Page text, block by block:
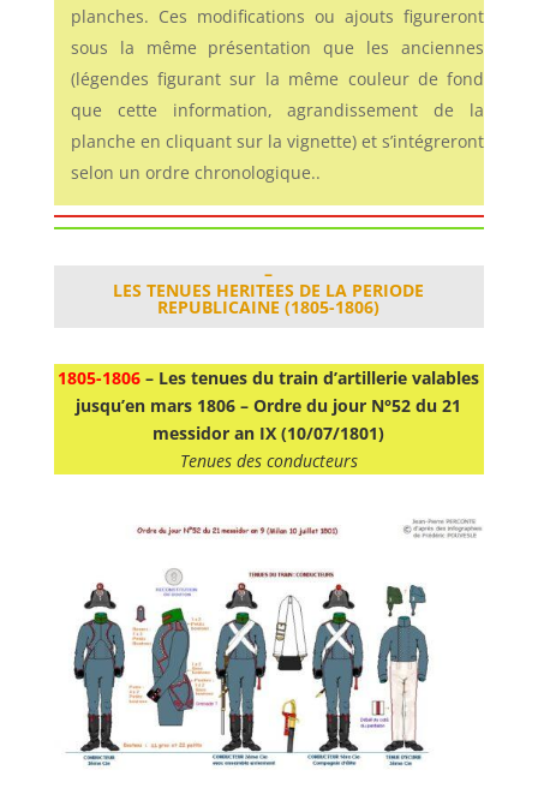
planches. Ces modifications ou ajouts figureront
sous la même présentation que les anciennes
(légendes figurant sur la même couleur de fond
que cette information, agrandissement de la
planche en cliquant sur la vignette) et s’intégreront
selon un ordre chronologique..
–
LES TENUES HERITEES DE LA PERIODE
REPUBLICAINE (1805-1806)
1805-1806– Les tenues du train d’artillerie valables
jusqu’en mars 1806 –Ordre du jour N°52 du 21
messidor an IX (10/07/1801)
Tenues des conducteurs